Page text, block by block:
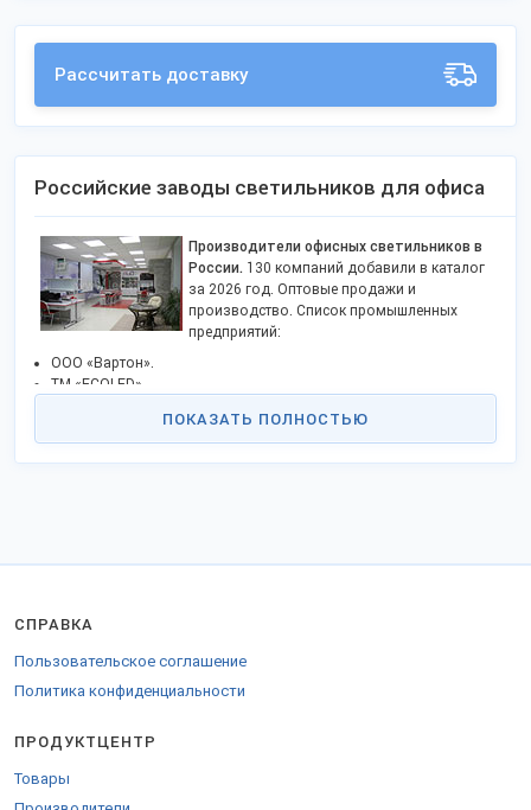
Рассчитать доставку
Российские заводы светильников для офиса
Производители офисных светильников в
России. 130 компаний добавили в каталог
за 2026 год. Оптовые продажи и
производство. Список промышленных
предприятий:
ООО «Вартон».
TM «ECOLED».
Промышленное объединение «Элетех» и пр.
лампами различной мощности и светового потока. Офисные
Продукция излучает свет, безопасный для глаз. Модели
Изготовитель предлагает услуги по проектированию освещения
помещений, в случае надобности предлагают влагозащищенные
изделия. Осветители офисов часто объединяют в единую схему.
Изготовитель светодиодных и обычных светильников приглашает
к сотрудничеству поставщиков сырья и материалов, оптовиков.
Компании наладили доставку по Москве и области, в регионы РФ,
ПОКАЗАТЬ ПОЛНОСТЬЮ
СПРАВКА
Пользовательское соглашение
Политика конфиденциальности
ПРОДУКТЦЕНТР
Товары